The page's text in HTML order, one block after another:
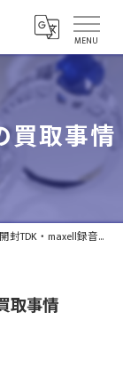
買取事情
TDK・maxell録音用テープ買取事情
取事情